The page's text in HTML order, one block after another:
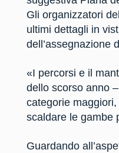
Gli organizzatori
ultimi dettagli in
dell’assegnazione
«I percorsi e il
dello scorso anno
categorie
scaldare le gambe
Guardando